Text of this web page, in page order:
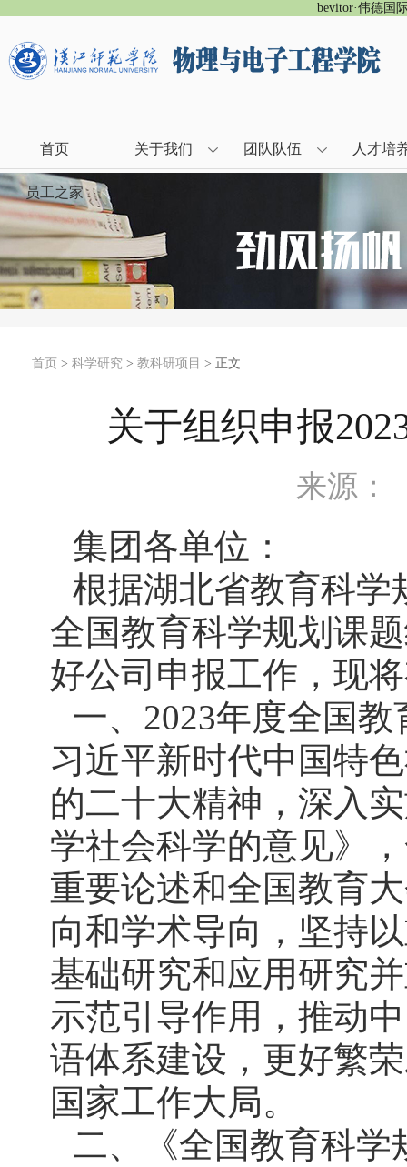
bevitor·伟德国
首页 关于我们 团队队伍 人才培
员工之家
首页 > 科学研究 > 教科研项目 > 正文
关于组织申报
来源：
集团各单位：
根据湖北省教育科学
全国教育科学规划课
好公司申报工作，现
一、2023年度全国
习近平新时代中国特
的二十大精神，深入
学社会科学的意见》
重要论述和全国教育
向和学术导向，坚持
基础研究和应用研究
示范引导作用，推动
语体系建设，更好繁
国家工作大局。
二、《全国教育科学